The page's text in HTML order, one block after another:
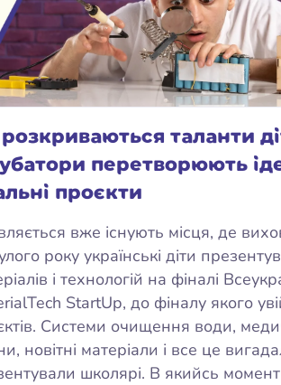
таланти
перетворюють
проєкти
вже існують місця, де
року українські діти
і технологій на фіналі
StartUp, до фіналу якого
Системи очищення води,
новітні матеріали і все це
школярі. В якийсь